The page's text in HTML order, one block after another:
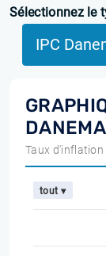
Sélectionnez le
IPC
Taux
tout ▾